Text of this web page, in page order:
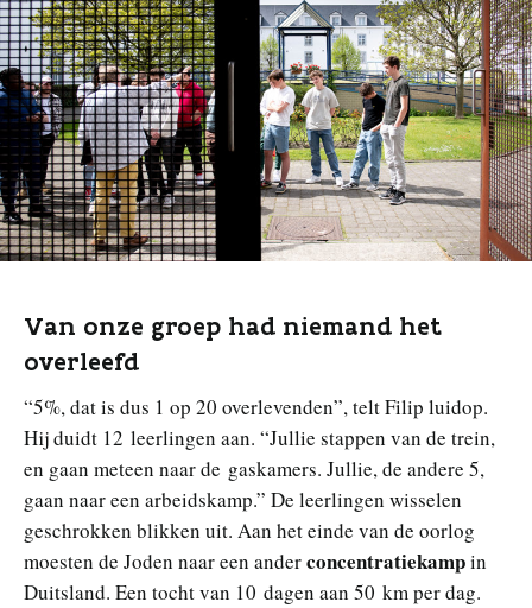
Van onze groep had niemand het
overleefd
“5%, dat is dus 1 op 20 overlevenden”, telt Filip luidop.
Hij duidt 12 leerlingen aan. “Jullie stappen van de trein,
en gaan meteen naar de gaskamers. Jullie, de andere 5,
gaan naar een arbeidskamp.” De leerlingen wisselen
geschrokken blikken uit. Aan het einde van de oorlog
moesten de Joden naar een anderconcentratiekampin
Duitsland. Een tocht van 10 dagen aan 50 km per dag.